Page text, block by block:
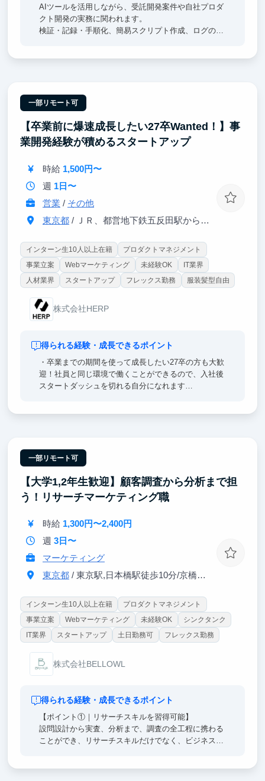
AIツールを活用しながら、受託開発案件や自社プロダ
クト開発の実務に関われます。
検証・記録・手順化、簡易スクリプト作成、ログの一
一部リモート可
【卒業前に爆速成長したい27卒Wanted！】事
業開発経験が積めるスタートアップ
時給 1,500円〜
週 1日〜
営業 / その他
東京都/ ＪＲ、都営地下鉄五反田駅から徒歩1分
インターン生10人以上在籍
プロダクトマネジメント
事業立案
Webマーケティング 未経験OK
IT業界
人材業界
スタートアップ フレックス勤務 服装髪型自由
株式会社HERP
得られる経験・成長できるポイント
・卒業までの期間を使って成長したい27卒の方も大歓
迎！社員と同じ環境で働くことができるので、入社後
スタートダッシュを切れる自分になれます
一部リモート可
【大学1,2年生歓迎】顧客調査から分析まで担
う！リサーチマーケティング職
時給 1,300円〜2,400円
週 3日〜
マーケティング
東京都/ 東京駅,日本橋駅徒歩10分/京橋駅徒歩3分/宝町駅徒歩8分
インターン生10人以上在籍
プロダクトマネジメント
事業立案
Webマーケティング 未経験OK
シンクタンク
IT業界
スタートアップ 土日勤務可 フレックス勤務
株式会社BELLOWL
得られる経験・成長できるポイント
【ポイント①｜リサーチスキルを習得可能】
設問設計から実査、分析まで、調査の全工程に携わる
ことができ、リサーチスキルだけでなく、ビジネスの